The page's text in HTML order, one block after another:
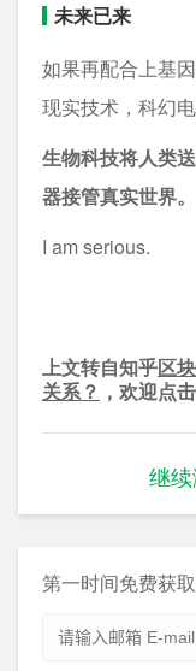
未来已来
如果再配合上基
现实技术，科幻
生物科技将人类
器接管真实世界。
I am serious.
上文转自知乎区
关系？ ，欢迎点
继
第一时间免费获